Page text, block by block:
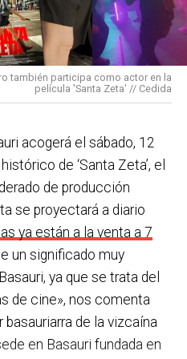
en esa dirección
activo, actividades
mayores e iniciativas para
este año se ha
se comenzarán a
diurna y viviendas
actualidad municipal ha
sobre
urbanísticas . ¿Cómo
de gobierno esta
a la
son graves y
(EPIS) y con las
pitando al unísono,
tachan de negligente y
emergencias de la
en las reuniones del
de los trabajadores
elevar los hechos a la
inicialmente
de actitud, la parte
adoptadas ante las
han sido meramente
y centradas en
también participa como actor en la
película 'Santa Zeta' // Cedida
acogerá el sábado, 12
de ‘Santa Zeta’, el
de producción
se proyectará a diario
ya están a la venta a 7
un significado muy
ya que se trata del
de cine», nos comenta
de la vizcaína
en Basauri fundada en